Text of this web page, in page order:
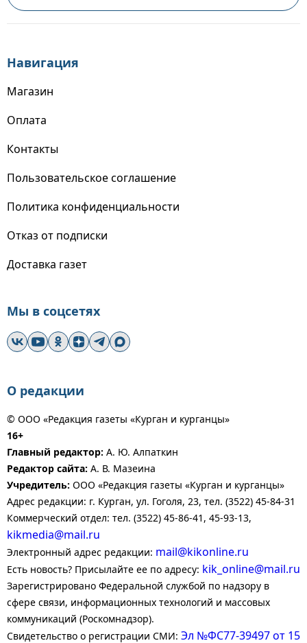
Навигация
Магазин
Оплата
Контакты
Пользовательское соглашение
Политика конфиденциальности
Отказ от подписки
Доставка газет
Мы в соцсетях
О редакции
© ООО «Редакция газеты «Курган и курганцы»
16+
Главный редактор: А. Ю. Алпаткин
Редактор сайта: А. В. Мазеина
Учредитель: ООО «Редакция газеты «Курган и курганцы»
Адрес редакции: г. Курган, ул. Гоголя, 23, тел. (3522) 45-84-31
Коммерческий отдел: тел. (3522) 45-86-41, 45-93-13,
kikmedia@mail.ru
Электронный адрес редакции: mail@kikonline.ru
Есть новость? Присылайте ее по адресу: kik_online@mail.ru
Зарегистрировано Федеральной службой по надзору в
сфере связи, информационных технологий и массовых
коммуникаций (Роскомнадзор).
Свидетельство о регистрации СМИ: Эл №ФС77-39497 от 15